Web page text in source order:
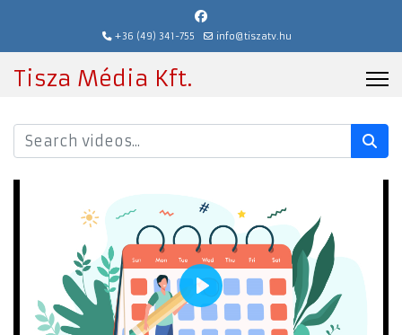
+36 (49) 341-755 info@tiszatv.hu
Tisza Média Kft.